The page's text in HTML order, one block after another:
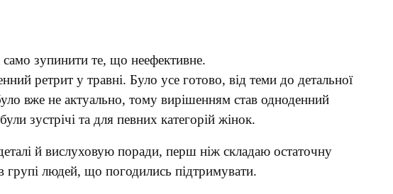
зупинити те, що неефективне.
ретрит у травні. Було усе готово, від теми до детальної
вже не актуально, тому вирішенням став одноденний
зустрічі та для певних категорій жінок.
й вислуховую поради, перш ніж складаю остаточну
групі людей, що погодились підтримувати.